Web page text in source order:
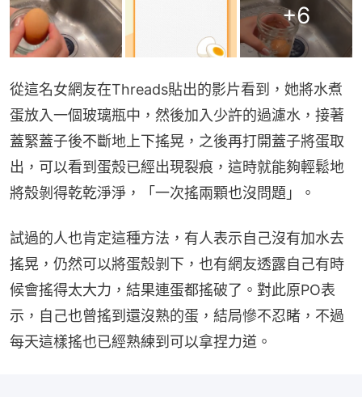
+6
從這名女網友在Threads貼出的影片看到，她將水煮
蛋放入一個玻璃瓶中，然後加入少許的過濾水，接著
蓋緊蓋子後不斷地上下搖晃，之後再打開蓋子將蛋取
出，可以看到蛋殼已經出現裂痕，這時就能夠輕鬆地
將殼剝得乾乾淨淨，「一次搖兩顆也沒問題」。
試過的人也肯定這種方法，有人表示自己沒有加水去
搖晃，仍然可以將蛋殼剝下，也有網友透露自己有時
候會搖得太大力，結果連蛋都搖破了。對此原PO表
示，自己也曾搖到還沒熟的蛋，結局慘不忍睹，不過
每天這樣搖也已經熟練到可以拿捏力道。